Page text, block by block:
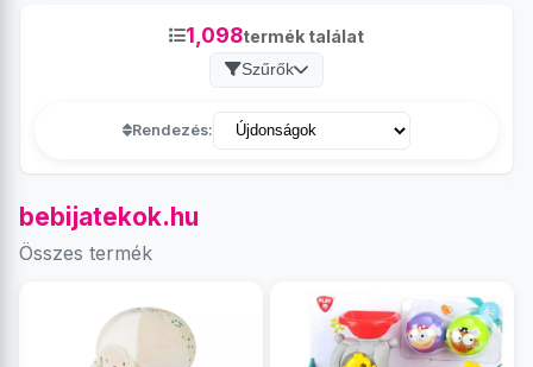
1,098termék találat
Szűrők
Rendezés:
bebijatekok.hu
Összes termék